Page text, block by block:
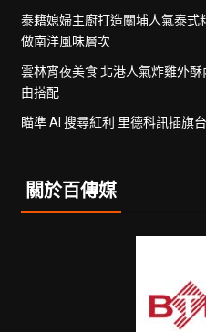
泰籍媳婦主廚打造關埔人氣泰式
做南洋風味層次
雲林宵夜美食 北港人氣炸雞外
由搭配
瞄準 AI 搜尋紅利 里德科訊插旗
關於百傳媒